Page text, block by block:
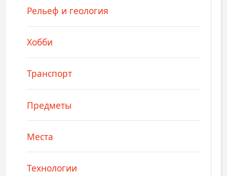
Рельеф и геология
Хобби
Транспорт
Предметы
Места
Технологии